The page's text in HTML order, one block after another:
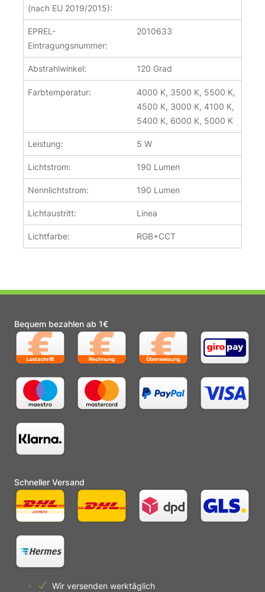
(nach EU 2019/2015):
EPREL-
Eintragungsnummer:
2010633
Abstrahlwinkel: 120 Grad
Farbtemperatur:
4000 K, 3500 K, 5500 K,
4500 K, 3000 K, 4100 K,
5400 K, 6000 K, 5000 K
Leistung: 5 W
Lichtstrom: 190 Lumen
Nennlichtstrom: 190 Lumen
Lichtaustritt: Linea
Lichtfarbe: RGB+CCT
Bequem bezahlen ab 1€
Schneller Versand
Wir versenden werktäglich